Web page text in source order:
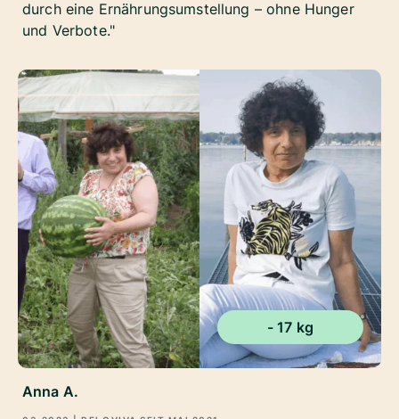
durch eine Ernährungsumstellung – ohne Hunger
und Verbote.
- 17 kg
Anna A.